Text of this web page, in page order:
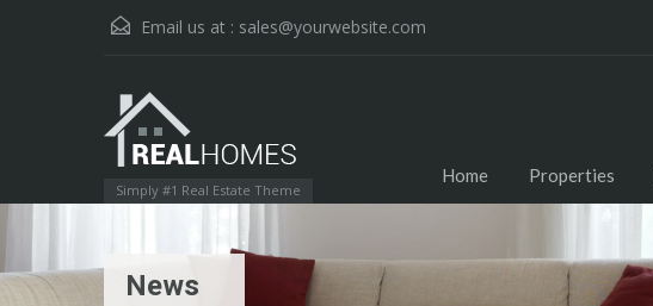
Email us at : sales@yourwebsite.com
Simply #1 Real Estate Theme
Home Properties
News